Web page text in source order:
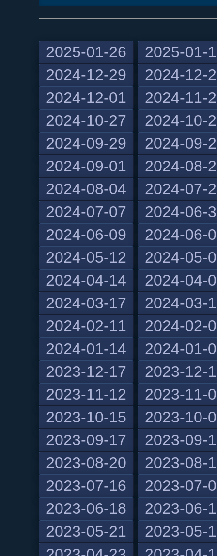
pause
2025-01-26
2025-01-
2024-12-29
2024-12-
2024-12-01
2024-11-
2024-10-27
2024-10-
2024-09-29
2024-09-
2024-09-01
2024-08-
2024-08-04
2024-07-
2024-07-07
2024-06-
2024-06-09
2024-06-
2024-05-12
2024-05-
2024-04-14
2024-04-
2024-03-17
2024-03-
2024-02-11
2024-02-
2024-01-14
2024-01-
2023-12-17
2023-12-
2023-11-12
2023-11-
2023-10-15
2023-10-
2023-09-17
2023-09-
2023-08-20
2023-08-
2023-07-16
2023-07-
2023-06-18
2023-06-
2023-05-21
2023-05-